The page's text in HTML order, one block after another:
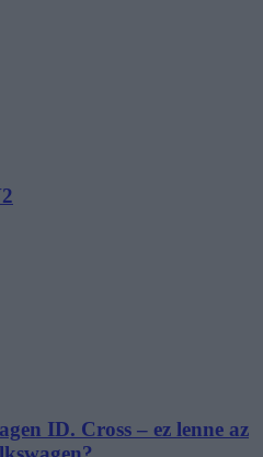
ID. Cross – ez lenne az